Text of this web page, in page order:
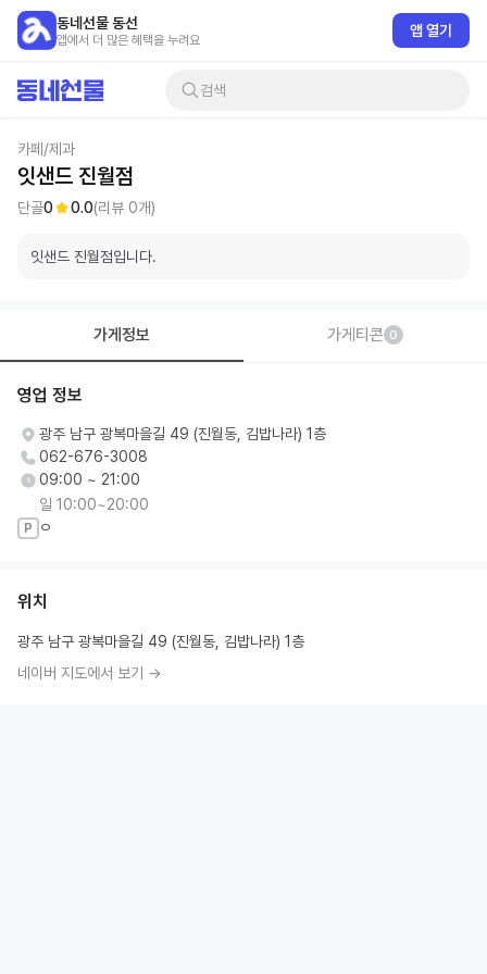
동네선물 동선
앱에서 더 많은 혜택을 누려요
앱 열기
검색
카페/제과
잇샌드 진월점
단골0 0.0(리뷰 0개)
잇샌드 진월점입니다.
가게정보 가게티콘 0
영업 정보
광주 남구 광복마을길 49 (진월동, 김밥나라) 1층
062-676-3008
09:00 ~ 21:00
일 10:00~20:00
P ㅇ
위치
광주 남구 광복마을길 49 (진월동, 김밥나라) 1층
네이버 지도에서 보기 →